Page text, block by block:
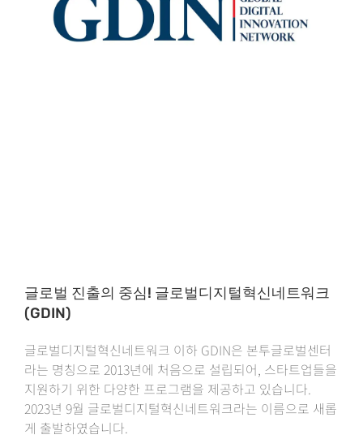
글로벌 진출의 중심! 글로벌디지털혁신네트워크
(GDIN)
글로벌디지털혁신네트워크 이하 GDIN은 본투글로벌센터
라는 명칭으로 2013년에 처음으로 설립되어, 스타트업들을
지원하기 위한 다양한 프로그램을 제공하고 있습니다.
2023년 9월 글로벌디지털혁신네트워크라는 이름으로 새롭
게 출발하였습니다.